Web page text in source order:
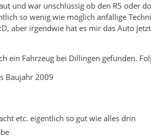
und war unschlüssig ob den R5 oder
so wenig wie möglich anfällige
aber irgendwie hat es mir das Auto
ein Fahrzeug bei Dillingen gefunden.
Baujahr 2009
etc. eigentlich so gut wie alles drin